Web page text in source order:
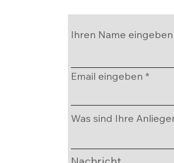
Ihren Name eingeben
Email eingeben
Was sind Ihre